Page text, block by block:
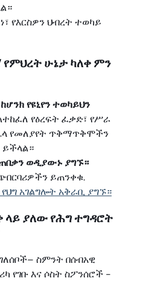
የእርስዎን ህብረት ተወካይ
የምህረት ሁኔታ ካለቀ ምን
የዩኒየን ተወካይህን
የዕረፍት ፈቃድ፣ የሥራ
የመለያየት ጥቅማጥቅሞችን
ይችላል።
ወዲያውኑ ያግኙ።
ይጠንቀቁ.
አገልግሎት አቅራቢ ያግኙ።
ላይ ያለው የሕግ ተግዳሮት
ስምንት በሰብአዊ
የገቡ እና ሶስት ስፖንሰሮች -